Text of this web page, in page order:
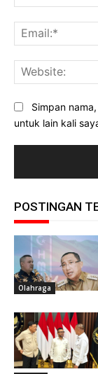
Simpan
untuk lain kali
POSTINGAN
Olahraga